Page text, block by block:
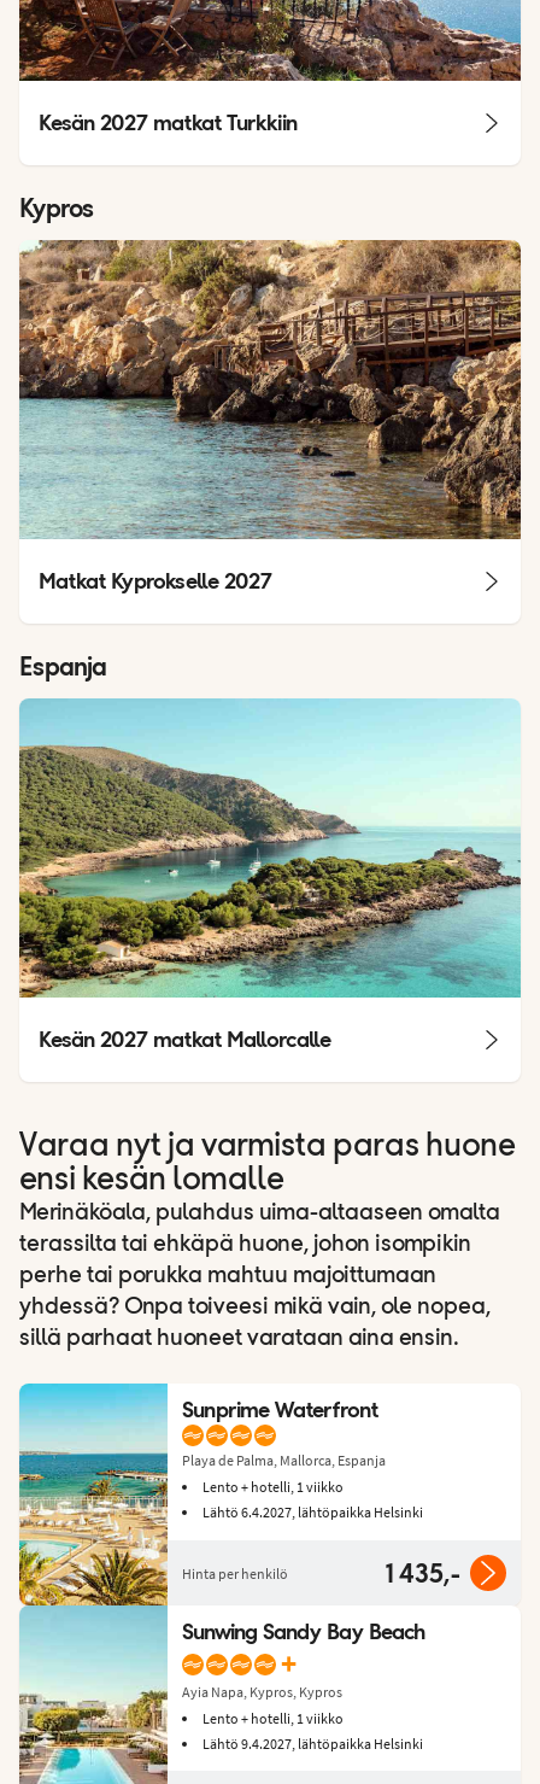
Kesän 2027 matkat Turkkiin
Kypros
Matkat Kyprokselle 2027
Espanja
Kesän 2027 matkat Mallorcalle
Varaa nyt ja varmista paras huone
ensi kesän lomalle
Merinäköala, pulahdus uima-altaaseen omalta
terassilta tai ehkäpä huone, johon isompikin
perhe tai porukka mahtuu majoittumaan
yhdessä? Onpa toiveesi mikä vain, ole nopea,
sillä parhaat huoneet varataan aina ensin.
Sunprime Waterfront
Playa de Palma, Mallorca, Espanja
Lento + hotelli, 1 viikko
Lähtö 6.4.2027, lähtöpaikka Helsinki
Hinta per henkilö 1 435,-
Sunwing Sandy Bay Beach
+
Ayia Napa, Kypros, Kypros
Lento + hotelli, 1 viikko
Lähtö 9.4.2027, lähtöpaikka Helsinki